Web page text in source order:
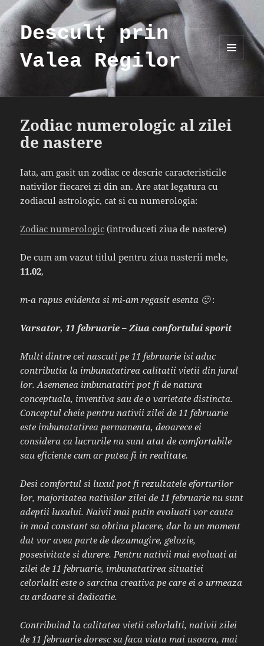
Desculț prin
Valea Regilor
MENIU
WIDGET-
URI
Zodiac numerologic al zilei
de nastere
Iata, am gasit un zodiac ce descrie caracteristicile
nativilor fiecarei zi din an. Are atat legatura cu
zodiacul astrologic, cat si cu numerologia:
Zodiac numerologic (introduceti ziua de nastere)
De cum am vazut titlul pentru ziua nasterii mele,
11.02,
m-a rapus evidenta si mi-am regasit esenta 🙂:
Varsator, 11 februarie – Ziua confortului sporit
Multi dintre cei nascuti pe 11 februarie isi aduc
contributia la imbunatatirea calitatii vietii din jurul
lor. Asemenea imbunatatiri pot fi de natura
conceptuala, inventiva sau de o varietate distincta.
Conceptul cheie pentru nativii zilei de 11 februarie
este imbunatatirea permanenta, deoarece ei
considera ca lucrurile nu sunt atat de comfortabile
sau eficiente cum ar putea fi in realitate.
Desi comfortul si luxul pot fi rezultatele eforturilor
lor, majoritatea nativilor zilei de 11 februarie nu sunt
adeptii luxului. Naivii mai putin evoluati vor cauta
in mod constant sa obtina placere, dar la un moment
dat vor avea parte de dezamagire, gelozie,
posesivitate si durere. Pentru nativii mai evoluati ai
zilei de 11 februarie, imbunatatirea situatiei
celorlalti este o sarcina creativa pe care ei o urmeaza
cu ardoare si dedicatie.
Contribuind la calitatea vietii celorlalti, nativii zilei
de 11 februarie doresc sa faca viata mai usoara, mai